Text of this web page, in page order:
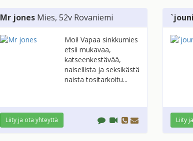
Mr jones Mies, 52v Rovaniemi
Moi! Vapaa sinkkumies
etsii mukavaa,
katseenkestävää,
naisellista ja seksikästä
naista tositarkoitu...
Liity ja ota yhteyttä Liity